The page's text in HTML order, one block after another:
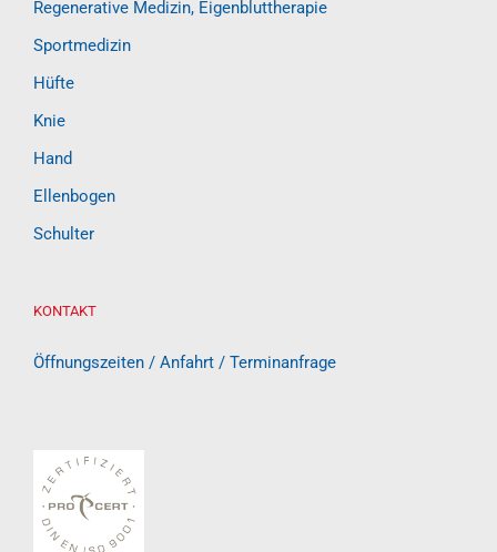
Regenerative Medizin, Eigenbluttherapie
Sportmedizin
Hüfte
Knie
Hand
Ellenbogen
Schulter
KONTAKT
Öffnungszeiten / Anfahrt / Terminanfrage